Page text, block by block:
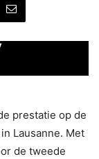
prestatie op de
Lausanne. Met
de tweede